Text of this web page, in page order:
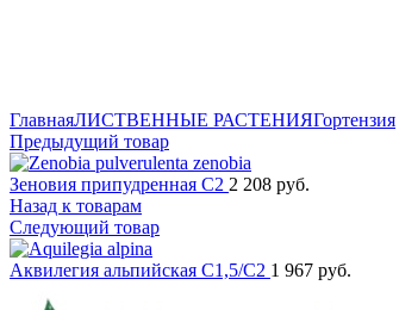
ГлавнаяЛИСТВЕННЫЕ РАСТЕНИЯГортензия
Предыдущий товар
Зеновия припудренная C2 2 208 руб.
Назад к товарам
Следующий товар
Аквилегия альпийская C1,5/C2 1 967 руб.